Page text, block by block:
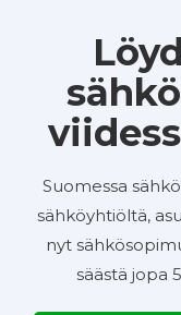
Suomessa
sähköyhtiöltä,
nyt
säästä jopa